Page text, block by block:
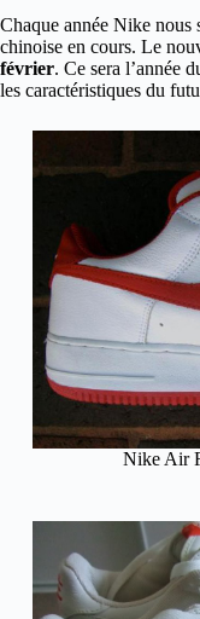
Chaque année Nike nous
chinoise en cours. Le
février. Ce sera l’année
les caractéristiques du
Nike Air